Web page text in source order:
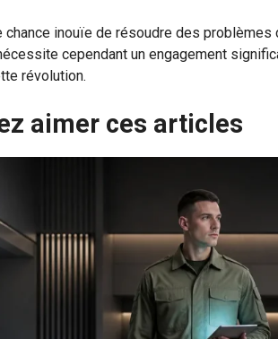
chance inouïe de résoudre des
cependant un engagement
révolution.
aimer ces articles